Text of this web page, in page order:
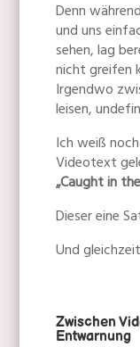
Denn
und uns
sehen, lag
nicht greifen
Irgendwo
leisen,
Ich weiß
Videotext
„Caught in
Dieser eine
Und
Zwischen
Entwarnung